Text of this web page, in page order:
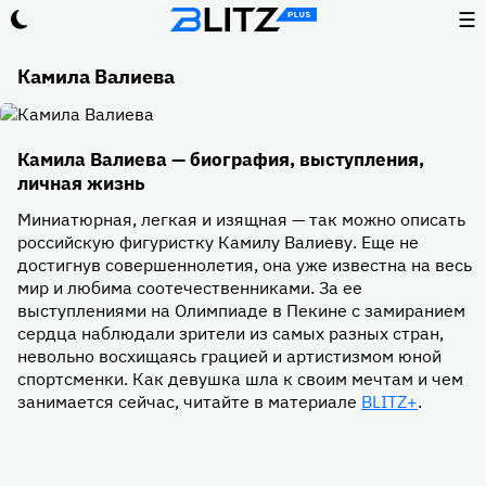
☰
Камила Валиева
Камила Валиева — биография, выступления,
личная жизнь
Миниатюрная, легкая и изящная — так можно описать
российскую фигуристку Камилу Валиеву. Еще не
достигнув совершеннолетия, она уже известна на весь
мир и любима соотечественниками. За ее
выступлениями на Олимпиаде в Пекине с замиранием
сердца наблюдали зрители из самых разных стран,
невольно восхищаясь грацией и артистизмом юной
спортсменки. Как девушка шла к своим мечтам и чем
занимается сейчас, читайте в материале BLITZ+.